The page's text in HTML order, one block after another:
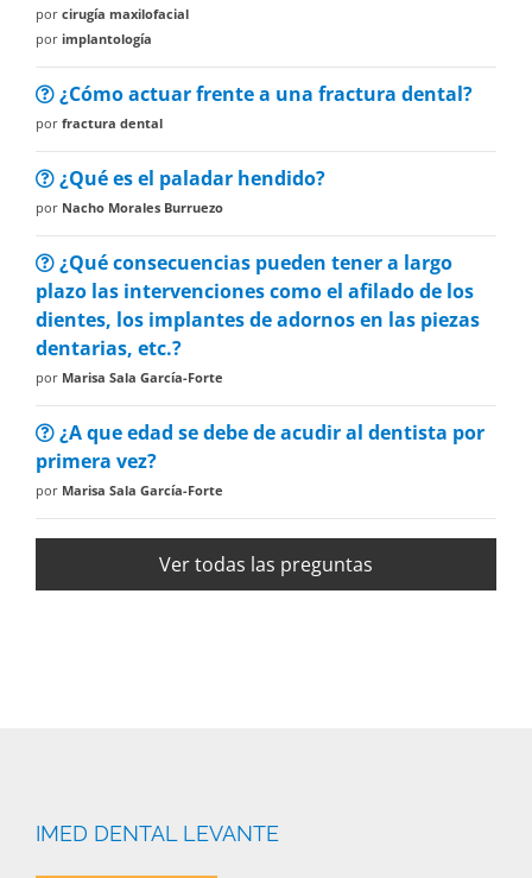
por cirugía maxilofacial
por implantología
¿Cómo actuar frente a una fractura dental?
por fractura dental
¿Qué es el paladar hendido?
por Nacho Morales Burruezo
¿Qué consecuencias pueden tener a largo
plazo las intervenciones como el afilado de los
dientes, los implantes de adornos en las piezas
dentarias, etc.?
por Marisa Sala García-Forte
¿A que edad se debe de acudir al dentista por
primera vez?
por Marisa Sala García-Forte
Ver todas las preguntas
IMED DENTAL LEVANTE